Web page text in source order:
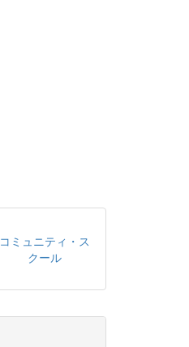
コミュニティ・ス
クール